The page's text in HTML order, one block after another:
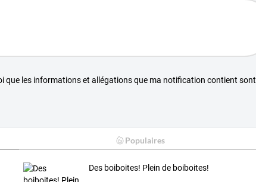
que les informations et allégations que ma notification contient sont
Populaires
Des boiboites! Plein de boiboites!